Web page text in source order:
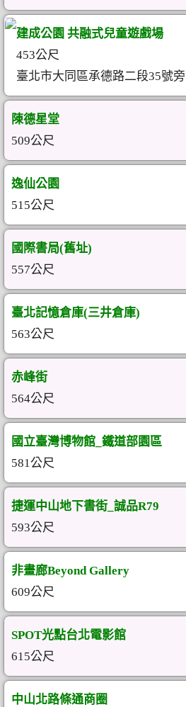
建成公園 共融式兒童遊戲場
453公尺
臺北市大同區承德路二段35號旁
陳德星堂
509公尺
逸仙公園
515公尺
國際書局(舊址)
557公尺
臺北記憶倉庫(三井倉庫)
563公尺
赤峰街
564公尺
國立臺灣博物館_鐵道部園區
581公尺
捷運中山地下書街_誠品R79
593公尺
非畫廊Beyond Gallery
609公尺
SPOT光點台北電影館
615公尺
中山北路條通商圈